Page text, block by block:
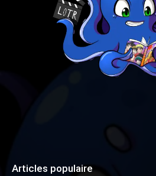
Articles populaire